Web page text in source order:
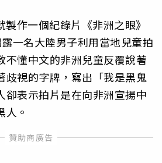
作一個紀錄片《非洲之眼》
露一名大陸男子利用當地兒童拍
不懂中文的非洲兒童反覆說著
歧視的字牌，寫出「我是黑鬼
卻表示拍片是在向非洲宣揚中
人。